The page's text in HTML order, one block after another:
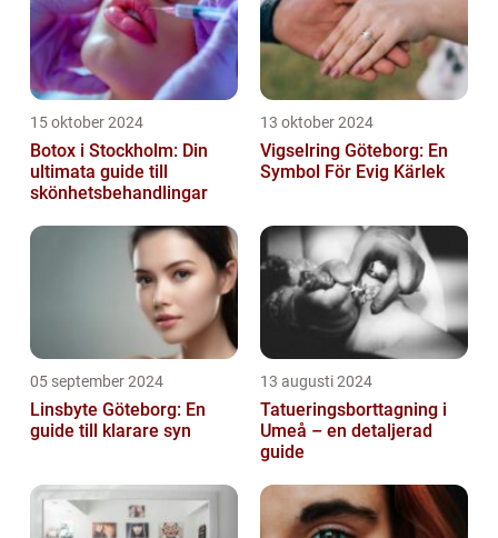
15 oktober 2024
Botox i Stockholm: Din
ultimata guide till
skönhetsbehandlingar
13 oktober 2024
Vigselring Göteborg: En
Symbol För Evig Kärlek
05 september 2024
Linsbyte Göteborg: En
guide till klarare syn
13 augusti 2024
Tatueringsborttagning i
Umeå – en detaljerad
guide